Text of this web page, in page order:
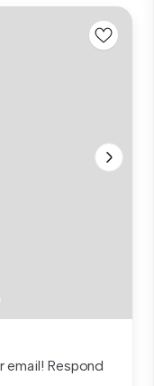
Respond